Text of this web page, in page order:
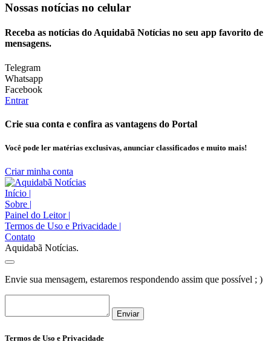
Nossas notícias no celular
Receba as notícias do Aquidabã Notícias no seu app favorito de
mensagens.
Telegram
Whatsapp
Facebook
Entrar
Crie sua conta e confira as vantagens do Portal
Você pode ler matérias exclusivas, anunciar classificados e muito mais!
Criar minha conta
Início |
Sobre |
Painel do Leitor |
Termos de Uso e Privacidade |
Contato
Aquidabã Notícias.
Envie sua mensagem, estaremos respondendo assim que possível ; )
Enviar
Termos de Uso e Privacidade